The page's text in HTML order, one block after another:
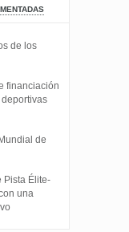
de los
financiación
de
Pista Élite-
una